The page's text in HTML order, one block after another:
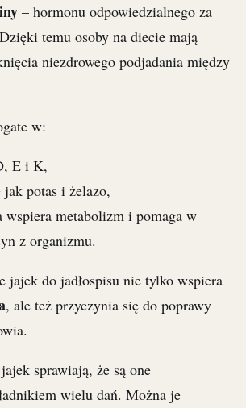
– hormonu odpowiedzialnego za
temu osoby na diecie mają
niezdrowego podjadania między
w:
E i K,
jak potas i żelazo,
wspiera metabolizm i pomaga w
z organizmu.
jajek do jadłospisu nie tylko wspiera
, ale też przyczynia się do poprawy
sprawiają, że są one
wielu dań. Można je